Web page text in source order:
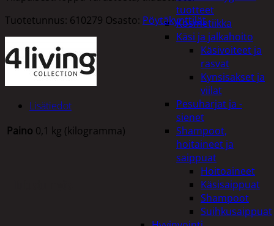
tuotteet
Kosmetiikka
Käsi ja jalkahoito
Käsivoiteet ja
rasvat
Kynsisakset ja
viilat
Pesuharjat ja -
sienet
Shampoot,
hoitaineet ja
saippuat
Hoitoaineet
Käsisaippuat
Shampoot
Suihkusaippuat
Tuotetunnus: 610279 Osasto: Pöytäkynttilät
Lisätiedot
Paino 0,1 kg (kilogramma)